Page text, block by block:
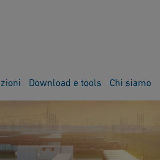
Download e tools Chi siamo